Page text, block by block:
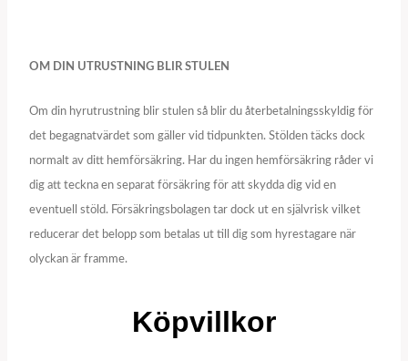
OM DIN UTRUSTNING BLIR STULEN
Om din hyrutrustning blir stulen så blir du återbetalningsskyldig för
det begagnatvärdet som gäller vid tidpunkten. Stölden täcks dock
normalt av ditt hemförsäkring. Har du ingen hemförsäkring råder vi
dig att teckna en separat försäkring för att skydda dig vid en
eventuell stöld. Försäkringsbolagen tar dock ut en självrisk vilket
reducerar det belopp som betalas ut till dig som hyrestagare när
olyckan är framme.
Köpvillkor